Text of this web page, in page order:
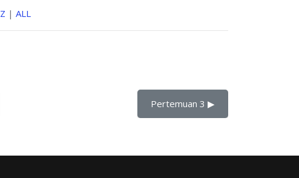
Z | ALL
Pertemuan 3 ▶︎